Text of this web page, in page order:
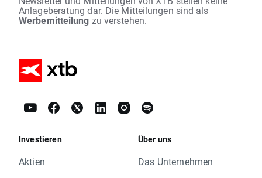
Anlageberatung dar. Die Mitteilungen sind als
Werbemitteilung zu verstehen.
Investieren
Aktien
Über uns
Das Unternehmen